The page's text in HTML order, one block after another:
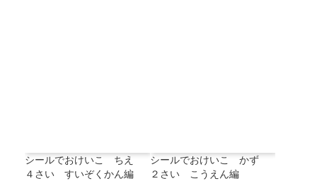
シールでおけいこ ちえ
４さい すいぞくかん編
シールでおけいこ かず
２さい こうえん編